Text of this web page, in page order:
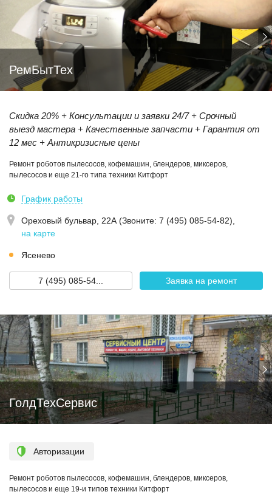
РемБытТех
Скидка 20% + Консультации и заявки 24/7 + Срочный
выезд мастера + Качественные запчасти + Гарантия от
12 мес + Антикризисные цены
Ремонт роботов пылесосов, кофемашин, блендеров, миксеров,
пылесосов и еще 21-го типа техники Китфорт
График работы
Ореховый бульвар, 22А (Звoнитe: 7 (495) 085-54-82)
на карте
Ясенево
7 (495) 085-54... Заявка на ремонт
ГолдТехСервис
Авторизации
Ремонт роботов пылесосов, кофемашин, блендеров, миксеров,
пылесосов и еще 19-и типов техники Китфорт